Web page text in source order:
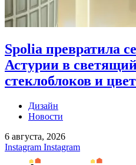
Spolia превратила
Астурии в
стеклоблоков и
Дизайн
Новости
6 августа, 2026
Instagram Instagram